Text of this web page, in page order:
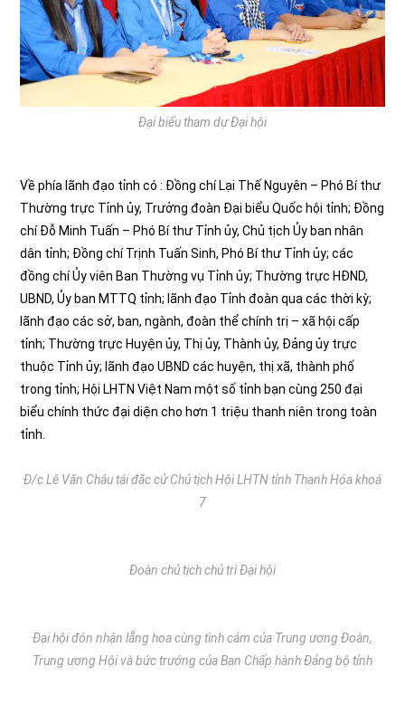
Đại biểu tham dự Đại hội
Về phía lãnh đạo tỉnh có : Đồng chí Lại Thế Nguyên – Phó Bí thư
Thường trực Tỉnh ủy, Trưởng đoàn Đại biểu Quốc hội tỉnh; Đồng
chí Đỗ Minh Tuấn – Phó Bí thư Tỉnh ủy, Chủ tịch Ủy ban nhân
dân tỉnh; Đồng chí Trịnh Tuấn Sinh, Phó Bí thư Tỉnh ủy; các
đồng chí Ủy viên Ban Thường vụ Tỉnh ủy; Thường trực HĐND,
UBND, Ủy ban MTTQ tỉnh; lãnh đạo Tỉnh đoàn qua các thời kỳ;
lãnh đạo các sở, ban, ngành, đoàn thể chính trị – xã hội cấp
tỉnh; Thường trực Huyện ủy, Thị ủy, Thành ủy, Đảng ủy trực
thuộc Tỉnh ủy; lãnh đạo UBND các huyện, thị xã, thành phố
trong tỉnh; Hội LHTN Việt Nam một số tỉnh bạn cùng 250 đại
biểu chính thức đại diện cho hơn 1 triệu thanh niên trong toàn
tỉnh.
Đ/c Lê Văn Châu tái đắc cử Chủ tịch Hội LHTN tỉnh Thanh Hóa khoá
7
Đoàn chủ tịch chủ trì Đại hội
Đại hội đón nhận lẵng hoa cùng tình cảm của Trung ương Đoàn,
Trung ương Hội và bức trướng của Ban Chấp hành Đảng bộ tỉnh